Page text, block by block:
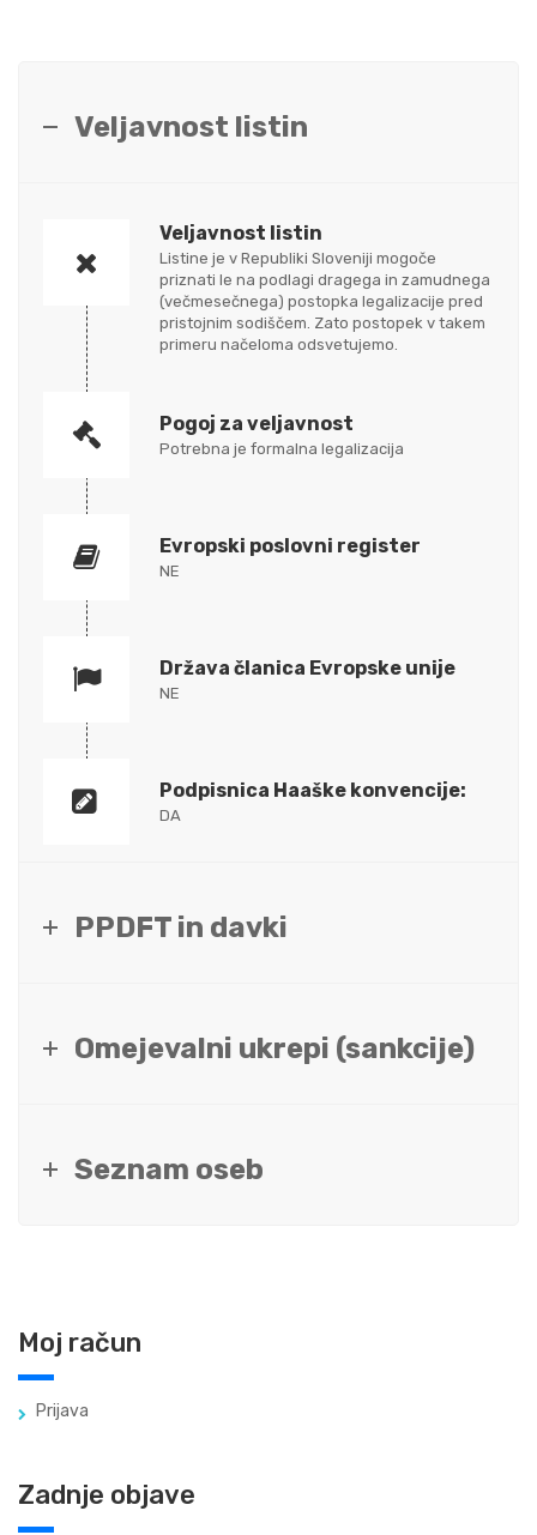
Veljavnost listin
Veljavnost listin
Listine je v Republiki Sloveniji mogoče
priznati le na podlagi dragega in zamudnega
(večmesečnega) postopka legalizacije pred
pristojnim sodiščem. Zato postopek v takem
primeru načeloma odsvetujemo.
Pogoj za veljavnost
Potrebna je formalna legalizacija
Evropski poslovni register
NE
Država članica Evropske unije
NE
Podpisnica Haaške konvencije:
DA
PPDFT in davki
Omejevalni ukrepi (sankcije)
Seznam oseb
Moj račun
Prijava
Zadnje objave